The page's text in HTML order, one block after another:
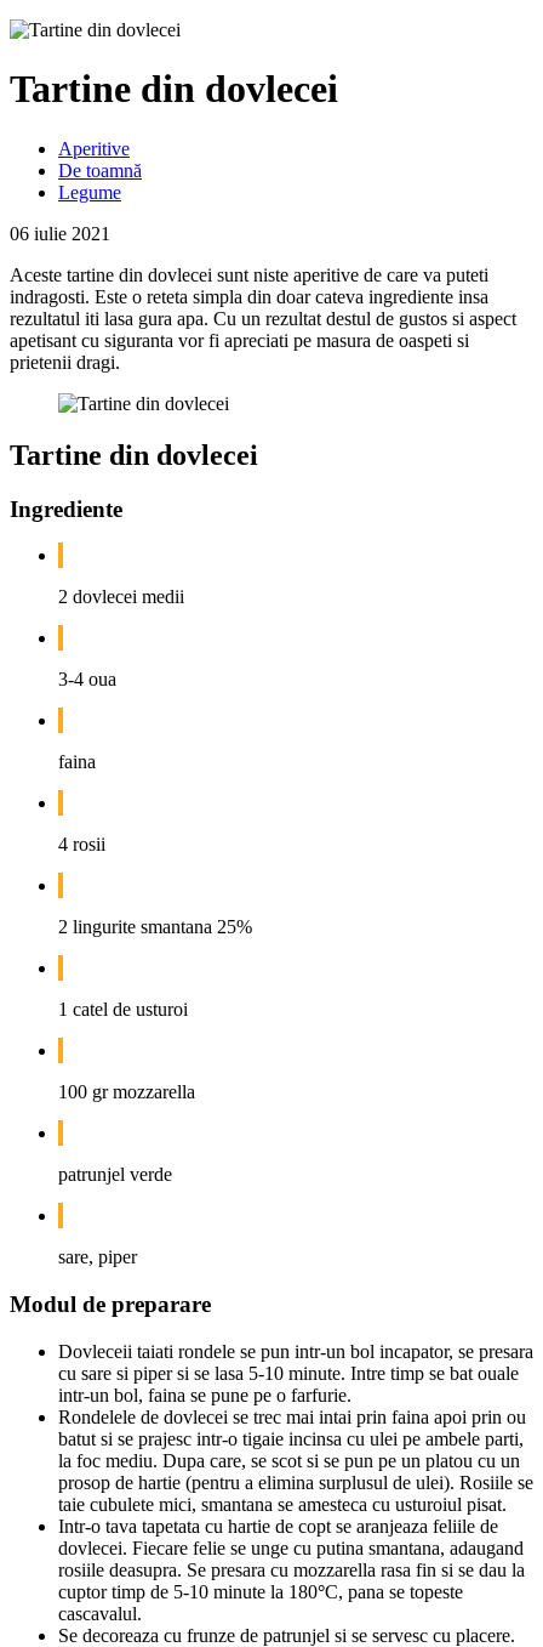
Tartine din dovlecei
Aperitive
De toamnă
Legume
06 iulie 2021
Aceste tartine din dovlecei sunt niste aperitive de care va puteti
indragosti. Este o reteta simpla din doar cateva ingrediente insa
rezultatul iti lasa gura apa. Cu un rezultat destul de gustos si aspect
apetisant cu siguranta vor fi apreciati pe masura de oaspeti si
prietenii dragi.
Tartine din dovlecei
Ingrediente
2 dovlecei medii
3-4 oua
faina
4 rosii
2 lingurite smantana 25%
1 catel de usturoi
100 gr mozzarella
patrunjel verde
sare, piper
Modul de preparare
Dovleceii taiati rondele se pun intr-un bol incapator, se presara
cu sare si piper si se lasa 5-10 minute. Intre timp se bat ouale
intr-un bol, faina se pune pe o farfurie.
Rondelele de dovlecei se trec mai intai prin faina apoi prin ou
batut si se prajesc intr-o tigaie incinsa cu ulei pe ambele parti,
la foc mediu. Dupa care, se scot si se pun pe un platou cu un
prosop de hartie (pentru a elimina surplusul de ulei). Rosiile se
taie cubulete mici, smantana se amesteca cu usturoiul pisat.
Intr-o tava tapetata cu hartie de copt se aranjeaza feliile de
dovlecei. Fiecare felie se unge cu putina smantana, adaugand
rosiile deasupra. Se presara cu mozzarella rasa fin si se dau la
cuptor timp de 5-10 minute la 180°C, pana se topeste
cascavalul.
Se decoreaza cu frunze de patrunjel si se servesc cu placere.